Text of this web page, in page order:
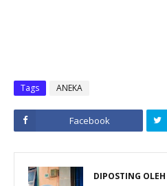
Tags ANEKA
Facebook
DIPOSTING OLEH